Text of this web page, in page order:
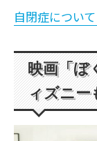
自閉症につい
映画「ぼ
ィズニー